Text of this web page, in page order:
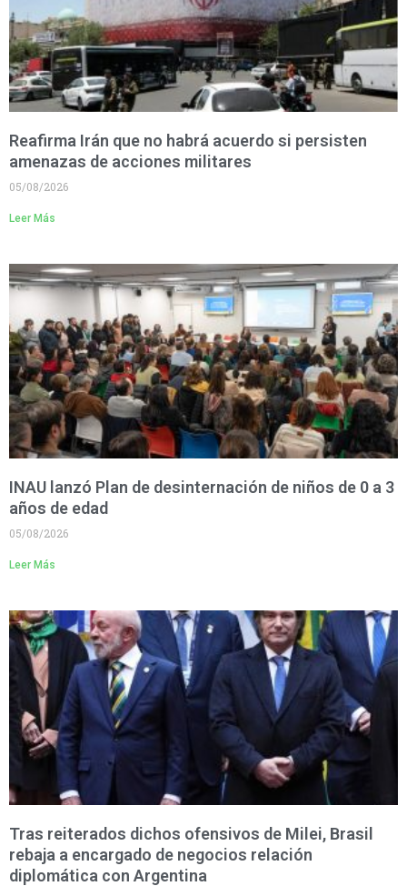
Reafirma Irán que no habrá acuerdo si persisten
amenazas de acciones militares
05/08/2026
Leer Más
INAU lanzó Plan de desinternación de niños de 0 a 3
años de edad
05/08/2026
Leer Más
Tras reiterados dichos ofensivos de Milei, Brasil
rebaja a encargado de negocios relación
diplomática con Argentina